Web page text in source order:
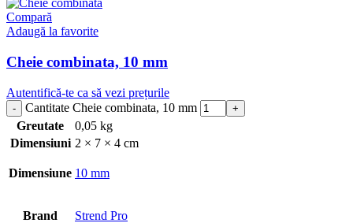
Compară
Adaugă la favorite
Cheie combinata, 10 mm
Autentifică-te ca să vezi prețurile
Cantitate Cheie combinata, 10 mm
Greutate
0,05 kg
Dimensiuni 2 × 7 × 4 cm
Dimensiune 10 mm
Brand Strend Pro